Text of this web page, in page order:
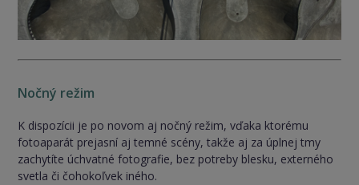
Nočný režim
K dispozícii je po novom aj nočný režim, vďaka ktorému
fotoaparát prejasní aj temné scény, takže aj za úplnej tmy
zachytíte úchvatné fotografie, bez potreby blesku, externého
svetla či čohokoľvek iného.